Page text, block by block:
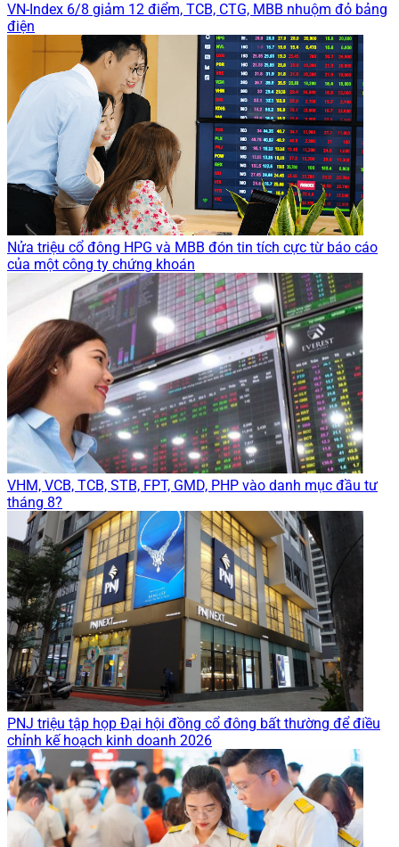
VN-Index 6/8 giảm 12 điểm, TCB, CTG, MBB nhuộm đỏ bảng
điện
Nửa triệu cổ đông HPG và MBB đón tin tích cực từ báo cáo
của một công ty chứng khoán
VHM, VCB, TCB, STB, FPT, GMD, PHP vào danh mục đầu tư
tháng 8?
PNJ triệu tập họp Đại hội đồng cổ đông bất thường để điều
chỉnh kế hoạch kinh doanh 2026